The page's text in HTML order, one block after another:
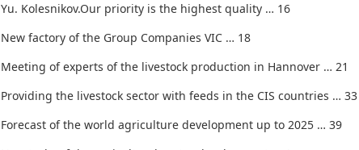
Yu. Kolesnikov.Our priority is the highest quality … 16
New factory of the Group Companies VIC … 18
Meeting of experts of the livestock production in Hannover … 21
Providing the livestock sector with feeds in the CIS countries … 33
Forecast of the world agriculture development up to 2025 … 39